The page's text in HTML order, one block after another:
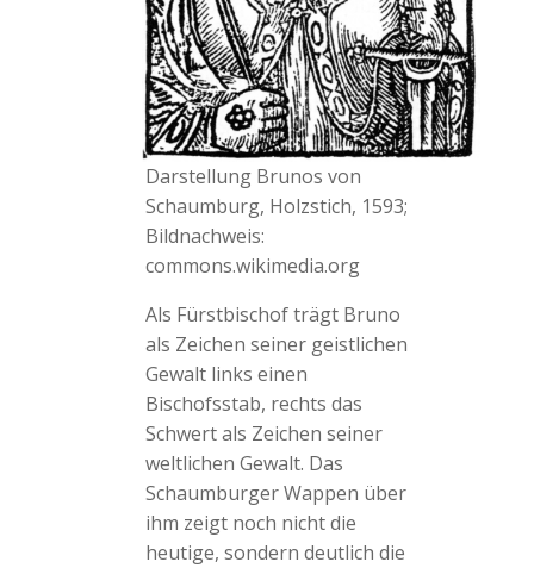
Darstellung Brunos von
Schaumburg, Holzstich, 1593;
Bildnachweis:
commons.wikimedia.org
Als Fürstbischof trägt Bruno
als Zeichen seiner geistlichen
Gewalt links einen
Bischofsstab, rechts das
Schwert als Zeichen seiner
weltlichen Gewalt. Das
Schaumburger Wappen über
ihm zeigt noch nicht die
heutige, sondern deutlich die